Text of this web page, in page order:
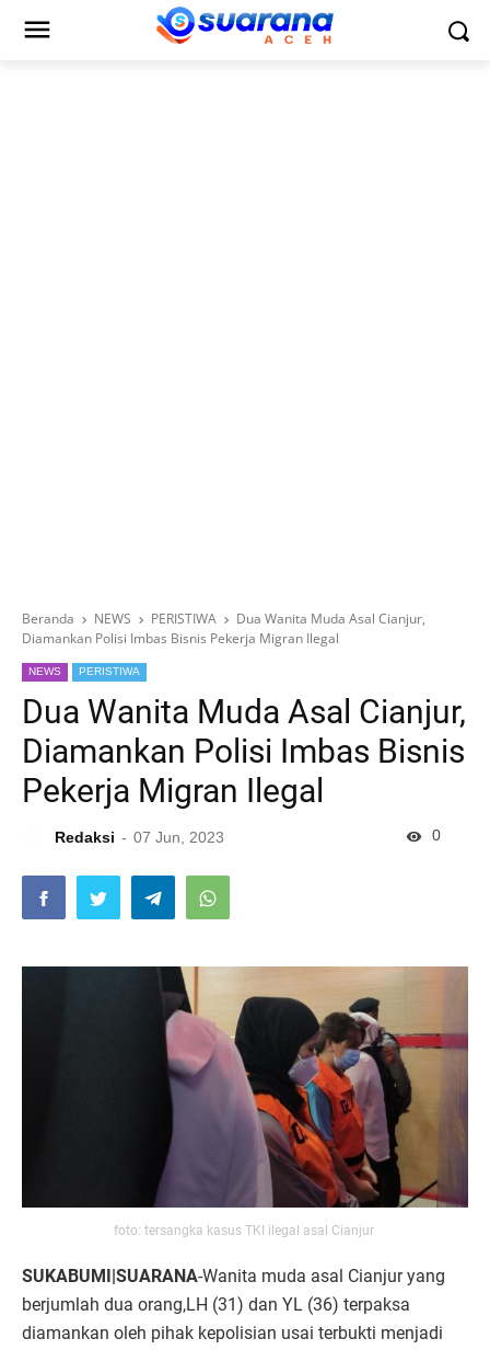
Beranda NEWS PERISTIWA
Dua Wanita Muda Asal Cianjur,
Diamankan Polisi Imbas Bisnis Pekerja Migran Ilegal
NEWS PERISTIWA
Dua Wanita Muda Asal Cianjur,
Diamankan Polisi Imbas Bisnis
Pekerja Migran Ilegal
Redaksi 07 Jun, 2023 0
foto: tersangka kasus TKI ilegal asal Cianjur
SUKABUMI|SUARANA-Wanita muda asal Cianjur yang
berjumlah dua orang,LH (31) dan YL (36) terpaksa
diamankan oleh pihak kepolisian usai terbukti menjadi